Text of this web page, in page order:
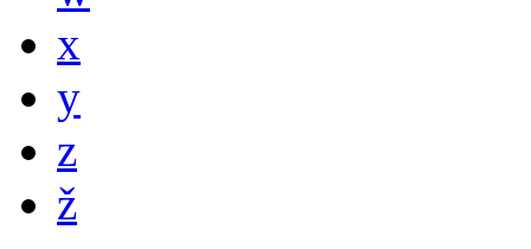
x
y
z
ž